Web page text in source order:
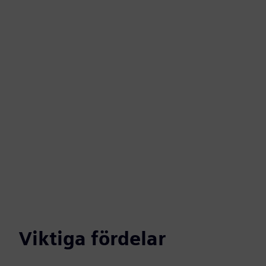
Viktiga fördelar